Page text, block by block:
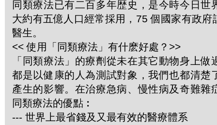
同類療法已有二百多年歴史，是今時今日世
大約有五億人口經常採用，75 個國家有政府
醫生。
<< 使用「同類療法」有什麽好處？>>
「同類療法」的療劑從未在其它動物身上做
都是以健康的人為測試對象，我們也都清楚
產生的影響。在治療急病、慢性病及奇難雜
同類療法的優點︰
--- 世界上最省錢及又最有效的醫療體系